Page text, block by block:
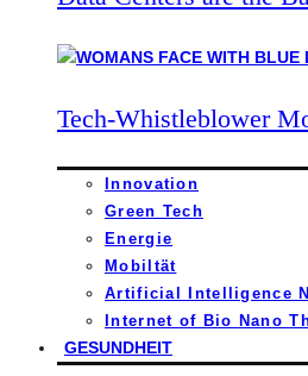
Tech-Whistleblower
Innovation
Green Tech
Energie
Mobiltät
Artificial Intelligence
Internet of Bio Nano
GESUNDHEIT